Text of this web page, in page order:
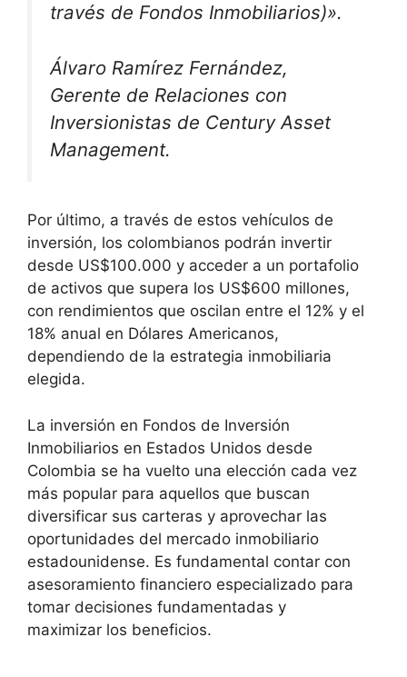
través de Fondos Inmobiliarios)».
Álvaro Ramírez Fernández,
Gerente de Relaciones con
Inversionistas de Century Asset
Management.
Por último, a través de estos vehículos de
inversión, los colombianos podrán invertir
desde US$100.000 y acceder a un portafolio
de activos que supera los US$600 millones,
con rendimientos que oscilan entre el 12% y el
18% anual en Dólares Americanos,
dependiendo de la estrategia inmobiliaria
elegida.
La inversión en Fondos de Inversión
Inmobiliarios en Estados Unidos desde
Colombia se ha vuelto una elección cada vez
más popular para aquellos que buscan
diversificar sus carteras y aprovechar las
oportunidades del mercado inmobiliario
estadounidense. Es fundamental contar con
asesoramiento financiero especializado para
tomar decisiones fundamentadas y
maximizar los beneficios.